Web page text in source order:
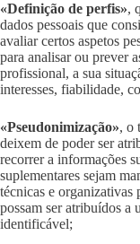
«Definição de perfis»,
dados pessoais que
avaliar certos aspetos
para analisar ou prever
profissional, a sua
interesses, fiabilidade,
«Pseudonimização», o
deixem de poder ser
recorrer a informações
suplementares sejam
técnicas e organizativas
possam ser atribuídos a
identificável;